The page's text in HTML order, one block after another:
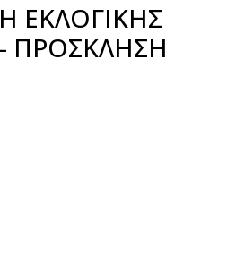
ΕΚΛΟΓΙΚΗΣ
ΠΡΟΣΚΛΗΣΗ